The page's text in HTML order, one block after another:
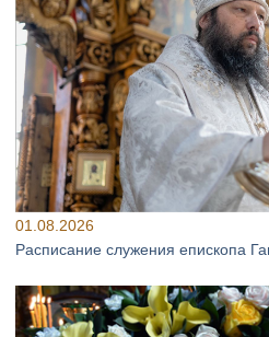
01.08.2026
Расписание служения епископа